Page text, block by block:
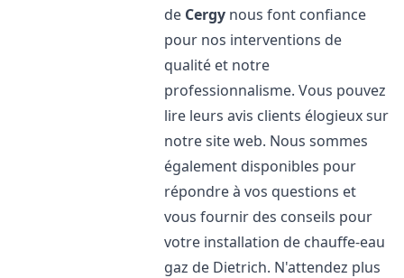
de Cergy nous font confiance
pour nos interventions de
qualité et notre
professionnalisme. Vous pouvez
lire leurs avis clients élogieux sur
notre site web. Nous sommes
également disponibles pour
répondre à vos questions et
vous fournir des conseils pour
votre installation de chauffe-eau
gaz de Dietrich. N'attendez plus